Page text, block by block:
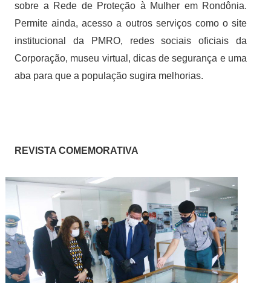
sobre a Rede de Proteção à Mulher em Rondônia.
Permite ainda, acesso a outros serviços como o site
institucional da PMRO, redes sociais oficiais da
Corporação, museu virtual, dicas de segurança e uma
aba para que a população sugira melhorias.
REVISTA COMEMORATIVA